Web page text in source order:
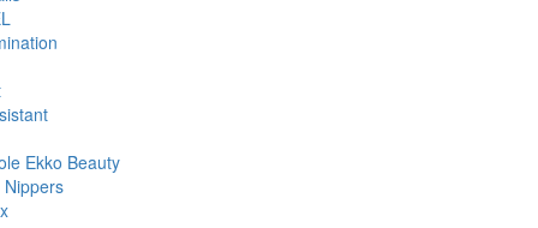
Ekko Beauty